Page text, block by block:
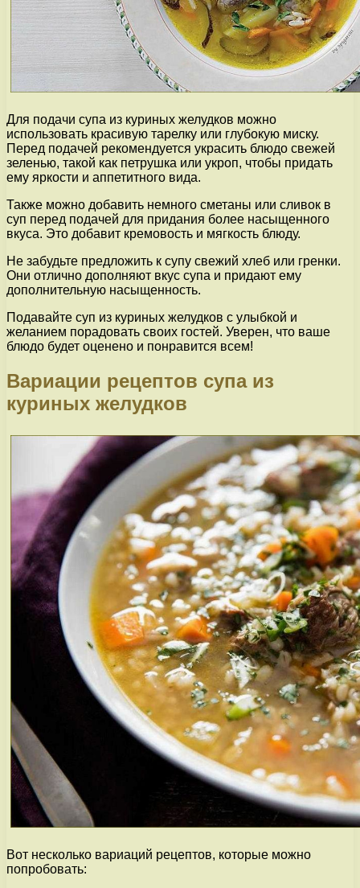
Для подачи супа из куриных желудков можно
использовать красивую тарелку или глубокую миску.
Перед подачей рекомендуется украсить блюдо свежей
зеленью, такой как петрушка или укроп, чтобы придать
ему яркости и аппетитного вида.
Также можно добавить немного сметаны или сливок в
суп перед подачей для придания более насыщенного
вкуса. Это добавит кремовость и мягкость блюду.
Не забудьте предложить к супу свежий хлеб или гренки.
Они отлично дополняют вкус супа и придают ему
дополнительную насыщенность.
Подавайте суп из куриных желудков с улыбкой и
желанием порадовать своих гостей. Уверен, что ваше
блюдо будет оценено и понравится всем!
Вариации рецептов супа из
куриных желудков
Вот несколько вариаций рецептов, которые можно
попробовать: